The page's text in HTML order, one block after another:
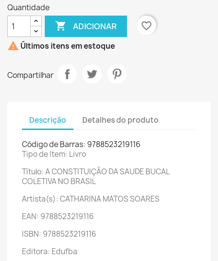
Quantidade
 ADICIONAR
favorite_border
 Últimos itens em estoque
Compartilhar
Descrição Detalhes do produto
Código de Barras: 9788523219116
Tipo de Item: Livro
Título: A CONSTITUIÇÃO DA SAUDE BUCAL
COLETIVA NO BRASIL
Artista(s): CATHARINA MATOS SOARES
EAN: 9788523219116
ISBN: 9788523219116
Editora: Edufba